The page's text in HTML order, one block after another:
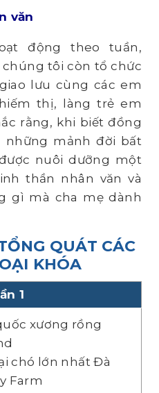
văn
động theo tuần,
tôi còn tổ chức
lưu cùng các em
thị, làng trẻ em
rằng, khi biết đồng
những mảnh đời bất
nuôi dưỡng một
thần nhân văn và
gì mà cha mẹ dành
QUÁT CÁC
KHÓA
1
xương rồng
chó lớn nhất Đà
Farm